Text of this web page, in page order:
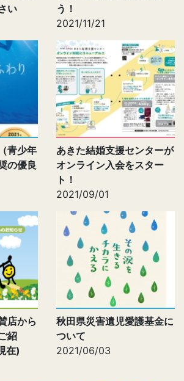
い
う！
2021/11/21
青少年
の優良
あきた結婚支援センターが
オンライン入会をスター
ト！
2021/09/01
店から
紹
在)
秋田県災害遺児愛護基金に
ついて
2021/06/03